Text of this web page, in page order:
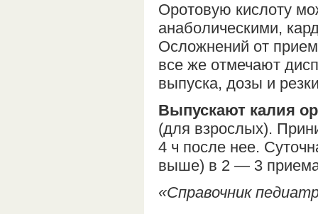
Оротовую кислоту
анаболическими,
Осложнений от
все же отмечают
выпуска, дозы и
Выпускают калия
(для взрослых).
4 ч после нее.
выше) в 2 — 3
«Справочник